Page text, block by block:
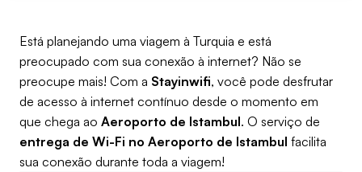
Está planejando uma viagem à Turquia e está
preocupado com sua conexão à internet? Não se
preocupe mais! Com a Stayinwifi, você pode desfrutar
de acesso à internet contínuo desde o momento em
que chega ao Aeroporto de Istambul. O serviço de
entrega de Wi-Fi no Aeroporto de Istambul facilita
sua conexão durante toda a viagem!